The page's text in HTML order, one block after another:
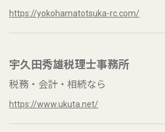
https://yokohamatotsuka-rc.com/
宇久田秀雄税理士事務所
税務・会計・相続なら
https://www.ukuta.net/